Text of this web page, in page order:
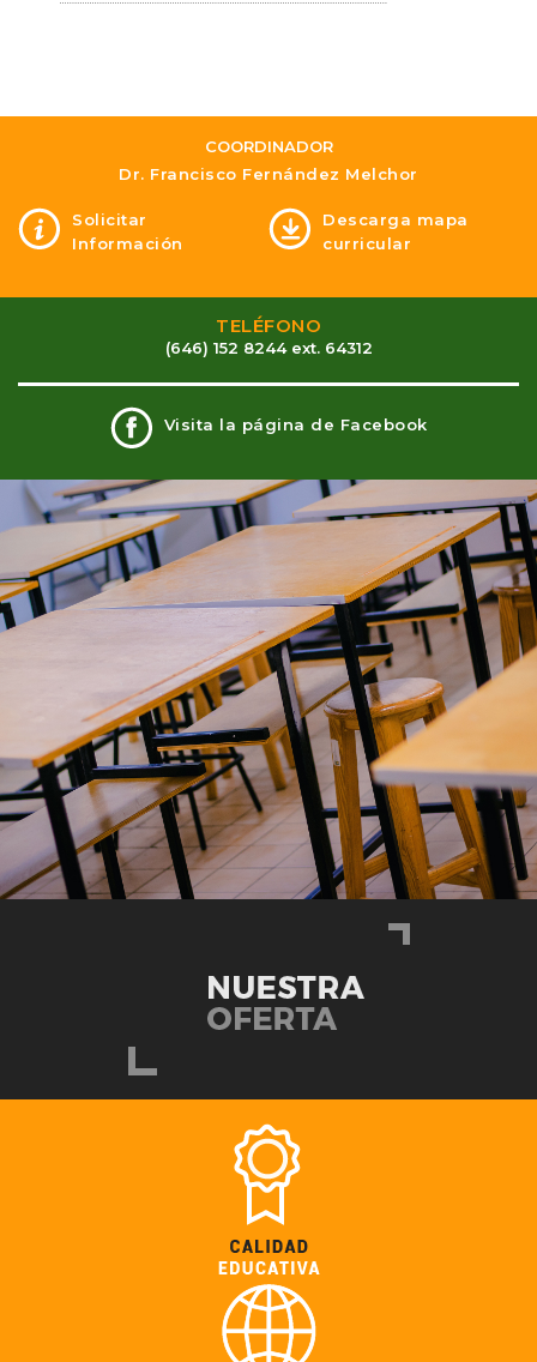
COORDINADOR
Dr. Francisco Fernández Melchor
Solicitar
Información
Descarga mapa
curricular
TELÉFONO
(646) 152 8244 ext. 64312
Visita la página de Facebook